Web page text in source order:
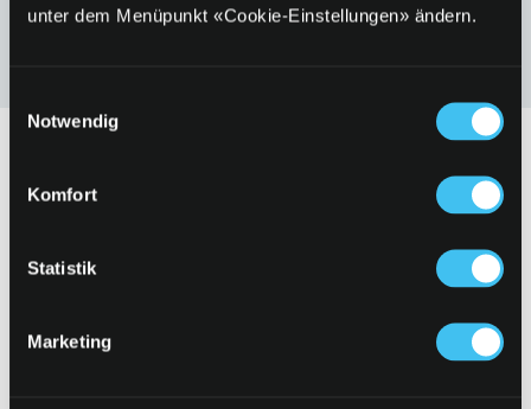
unter dem Menüpunkt «Cookie-Einstellungen» ändern.
Notwendig
Komfort
Statistik
Marketing
eine Marke von
Sitemap
Limited App